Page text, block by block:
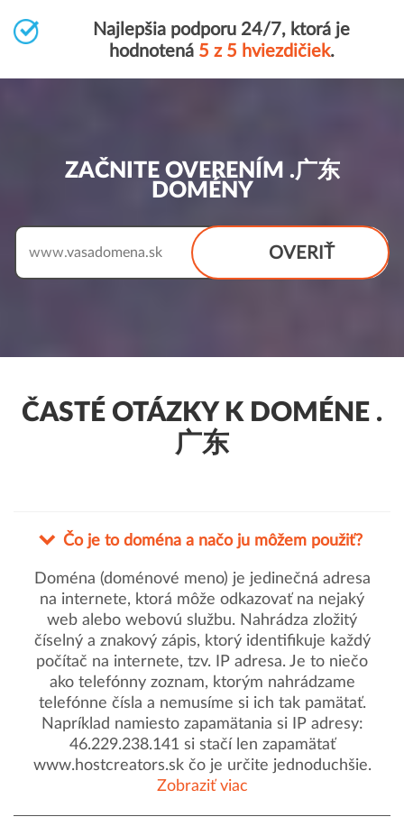
Najlepšia podporu 24/7, ktorá je
hodnotená 5 z 5 hviezdičiek.
ZAČNITE OVERENÍM .广东
DOMÉNY
OVERIŤ
www.
ČASTÉ OTÁZKY K DOMÉNE .
广东
Čo je to doména a načo ju môžem použiť?
Doména (doménové meno) je jedinečná adresa
na internete, ktorá môže odkazovať na nejaký
web alebo webovú službu. Nahrádza zložitý
číselný a znakový zápis, ktorý identifikuje každý
počítač na internete, tzv. IP adresa. Je to niečo
ako telefónny zoznam, ktorým nahrádzame
telefónne čísla a nemusíme si ich tak pamätať.
Napríklad namiesto zapamätania si IP adresy:
46.229.238.141 si stačí len zapamätať
www.hostcreators.sk čo je určite jednoduchšie.
Zobraziť viac